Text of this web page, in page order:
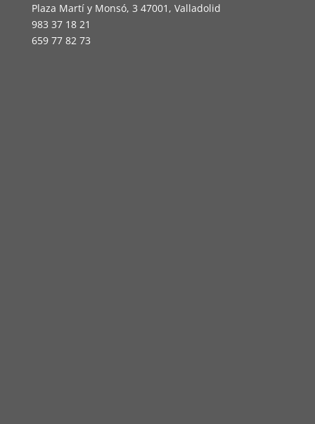
Plaza Martí y Monsó, 3 47001, Valladolid
983 37 18 21
659 77 82 73